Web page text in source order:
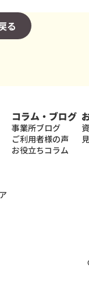
る
コラム・ブログ
事業所ブログ
ご利用者様の声
お役立ちコラム